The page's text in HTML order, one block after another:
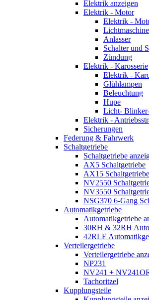
Elektrik anzeigen
Elektrik - Motor
Elektrik -
Lichtmaschine
Anlasser
Schalter und
Zündung
Elektrik - Karosserie
Elektrik -
Glühlampen
Beleuchtung
Hupe
Licht-
Elektrik -
Sicherungen
Federung & Fahrwerk
Schaltgetriebe
Schaltgetriebe
AX5 Schaltgetriebe
AX15 Schaltgetriebe
NV2550
NV3550
NSG370 6-Gang
Automatikgetriebe
Automatikgetriebe
30RH & 32RH
42RLE
Verteilergetriebe
Verteilergetriebe
NP231
NV241 +
Tachoritzel
Kupplungsteile